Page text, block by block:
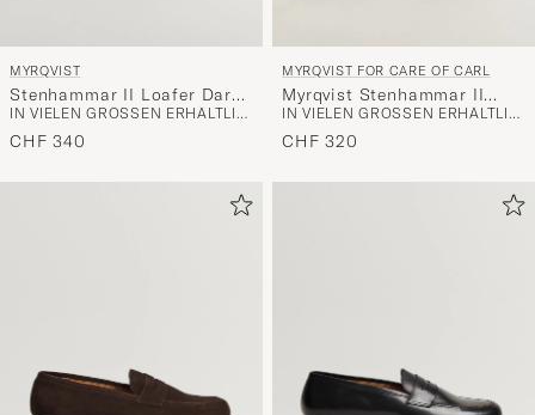
eine
Auswahl,
MYRQVIST
Stenhammar II Loafer Dark
Brown Calf
IN VIELEN GRÖSSEN ERHÄLTLICH
CHF 340
MYRQVIST FOR CARE OF CARL
Myrqvist Stenhammar II
Vibram Loafer Black
Grained Calf
IN VIELEN GRÖSSEN ERHÄLTLICH
CHF 320